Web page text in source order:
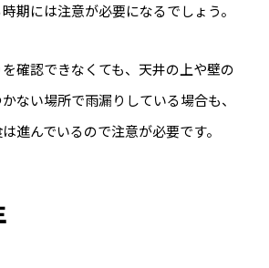
期には注意が必要になるでしょう。
確認できなくても、 天井の上や壁の
ない場所で雨漏りしている場合も、
進んでいるので注意が必要です。